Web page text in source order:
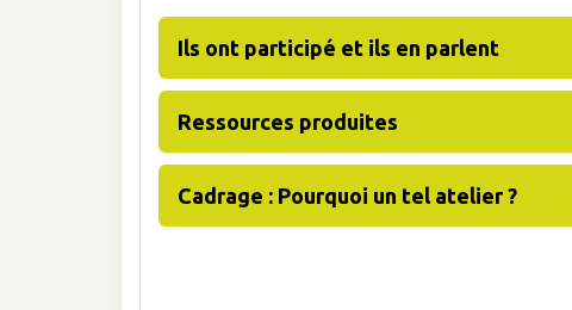
Ils ont participé et ils en parlent
Ressources produites
Cadrage : Pourquoi un tel atelier ?